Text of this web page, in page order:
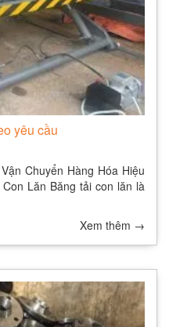
yêu cầu
Chuyển Hàng Hóa Hiệu
Lăn Băng tải con lăn là
Xem thêm →